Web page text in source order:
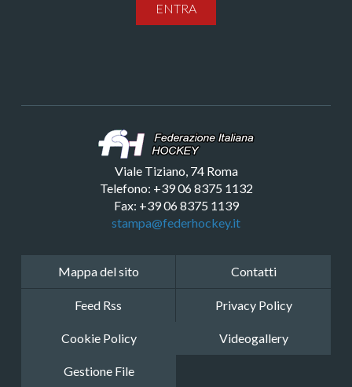
ENTRA
Viale Tiziano, 74 Roma
Telefono: +39 06 8375 1132
Fax: +39 06 8375 1139
stampa@federhockey.it
Mappa del sito Contatti
Feed Rss Privacy Policy
Cookie Policy Videogallery
Gestione File